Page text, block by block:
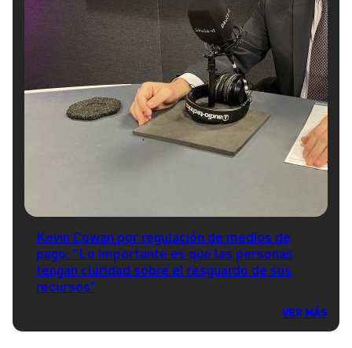
Kevin Cowan por regulación de medios de
pago: "Lo importante es que las personas
tengan claridad sobre el resguardo de sus
recursos"
VER MÁS